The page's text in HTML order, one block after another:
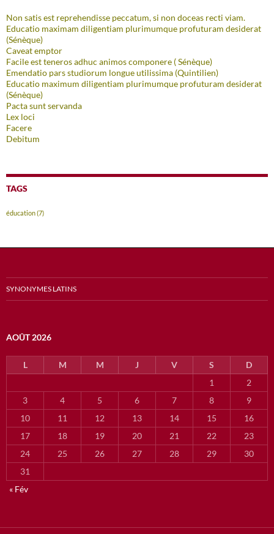
Non satis est reprehendisse peccatum, si non doceas recti viam.
Educatio maximam diligentiam plurimumque profuturam desiderat
(Sénèque)
Caveat emptor
Facile est teneros adhuc animos componere ( Sénèque)
Emendatio pars studiorum longue utilissima (Quintilien)
Educatio maximum diligentiam plurimumque profuturam desiderat
(Sénèque)
Pacta sunt servanda
Lex loci
Facere
Debitum
TAGS
éducation(7)
SYNONYMES LATINS
AOÛT 2026
L M M J V S
D
1
2
3
4 5 6 7 8
9
10
11 12 13 14 15
16
17
18 19 20 21 22
23
24
25 26 27 28 29
30
31
« Fév